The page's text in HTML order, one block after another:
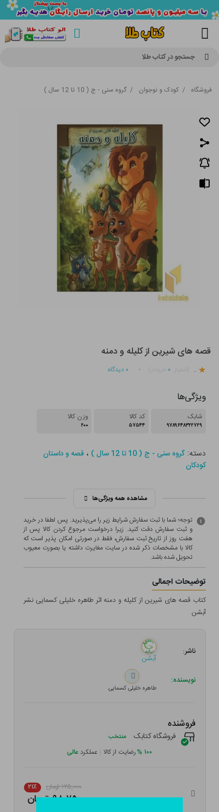
جستجو در کتاب طلا
فروشگاه / کودک و نوجوان / گروه سنی - ج ( 10 تا 12 سال )
قصه های شیرین از کلیله و دمنه
. ۰ ۰ دیدگاه
ویژگی‌ها
شابک
۹۷۸۹۶۴۸۳۲۲۷۲۹
کد کالا
۵۷۵۴۴
وزن کالا
۲۰۰
دسته:گروه سنی - ج ( 10 تا 12 سال ) ، قصه و داستان
کودکان
مشاهده همه ویژگی‌ها
توجه؛ شما با ثبت سفارش شرایط زیر را می‌پذیرید. پس لطفا در خرید
و ثبت سفارش دقت کنید. زیرا درخواست مرجوع کردن کالا پس از
هفت روز از تاریخ ثبت سفارش، فقط در صورتی امکان پذیر است که
کالا با مشخصات ذکر شده در سایت مغایرت داشته یا بصورت معيوب
تحویل شده باشد.
توضیحات اجمالی
کتاب قصه های شیرین از کلیله و دمنه اثر طاهره خلیلی کسمایی نشر
آبشن
ناشر:
آبشن
نویسنده:
طاهره خلیلی کسمایی
فروشنده
فروشگاه کتابک منتخب
۱۰۰ %رضایت از کالا | عملکرد عالی
۱۲۵,۰۰۰ تومان ۲۱٪
۹۸,۷۵۰ تومان